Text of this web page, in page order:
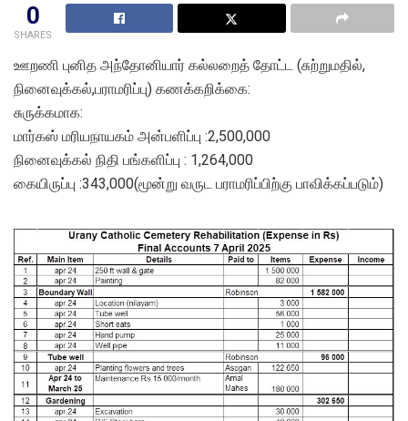
0
SHARES
ஊறணி புனித அந்தோனியார் கல்லறைத் தோட்ட (சுற்றுமதில்,
நினைவுக்கல்,பராமரிப்பு) கணக்கறிக்கை:
சுருக்கமாக:
மார்கஸ் மரியநாயகம் அன்பளிப்பு :2,500,000
நினைவுக்கல் நிதி பங்களிப்பு : 1,264,000
கையிருப்பு :343,000(மூன்று வருட பராமரிப்பிற்கு பாவிக்கப்படும்)